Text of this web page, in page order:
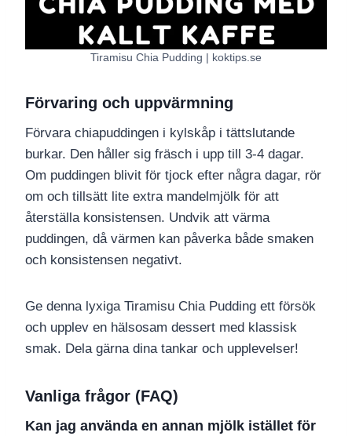
Tiramisu Chia Pudding | koktips.se
Förvaring och uppvärmning
Förvara chiapuddingen i kylskåp i tättslutande
burkar. Den håller sig fräsch i upp till 3-4 dagar.
Om puddingen blivit för tjock efter några dagar, rör
om och tillsätt lite extra mandelmjölk för att
återställa konsistensen. Undvik att värma
puddingen, då värmen kan påverka både smaken
och konsistensen negativt.
Ge denna lyxiga Tiramisu Chia Pudding ett försök
och upplev en hälsosam dessert med klassisk
smak. Dela gärna dina tankar och upplevelser!
Vanliga frågor (FAQ)
Kan jag använda en annan mjölk istället för